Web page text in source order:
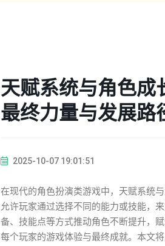
天赋系统与角色成
最终力量与发展路
2025-10-07 19:01:51
在现代的角色扮演类游戏中，天赋系统
允许玩家通过选择不同的能力或技能，
备、技能点等方式推动角色不断提升，
每个玩家的游戏体验与最终成就。本文